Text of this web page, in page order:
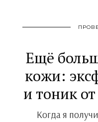
Ещё
кожи:
и тоник
Когда я